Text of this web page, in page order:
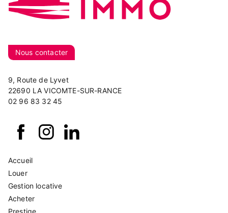
Nous contacter
9, Route de Lyvet
22690 LA VICOMTE-SUR-RANCE
02 96 83 32 45
Accueil
Louer
Gestion locative
Acheter